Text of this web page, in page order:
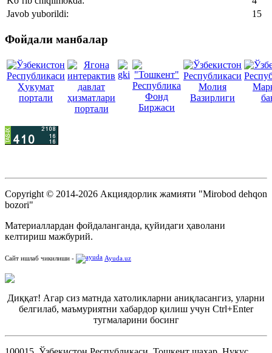
Javob yuborildi:
15
Фойдали манбалар
Copyright © 2014-2026 Акциядорлик жамияти "Mirobod dehqon
bozori"
Материаллардан фойдаланганда, қуйидаги ҳаволани
келтириш мажбурий.
Сайт ишлаб чикилиши - Ayuda.uz
Диққат! Агар сиз матнда хатоликларни аниқласангиз, уларни
белгилаб, маъмуриятни хабардор қилиш учун Ctrl+Enter
тугмаларини босинг